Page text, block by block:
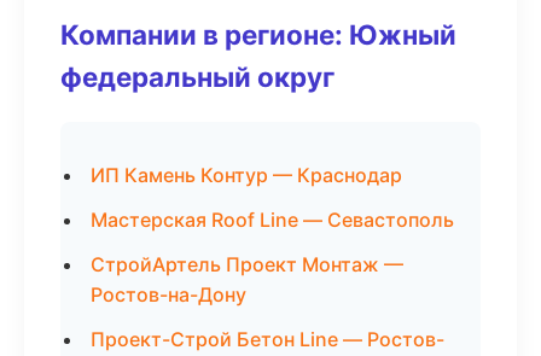
Компании в регионе: Южный
федеральный округ
ИП Камень Контур — Краснодар
Мастерская Roof Line — Севастополь
СтройАртель Проект Монтаж —
Ростов-на-Дону
Проект-Строй Бетон Line — Ростов-